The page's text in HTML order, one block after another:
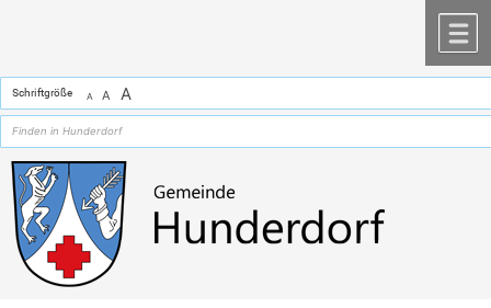
Schriftgröße A A A